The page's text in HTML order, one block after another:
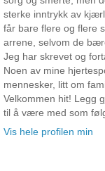
sterke inntrykk av
får bare flere og flere
arrene, selvom de
Jeg har skrevet og
Noen av mine
mennesker, litt om
Velkommen hit! Legg
til å være med som
Vis hele profilen min